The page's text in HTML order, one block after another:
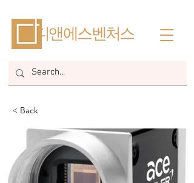
​디앤에스벤처스
< Back